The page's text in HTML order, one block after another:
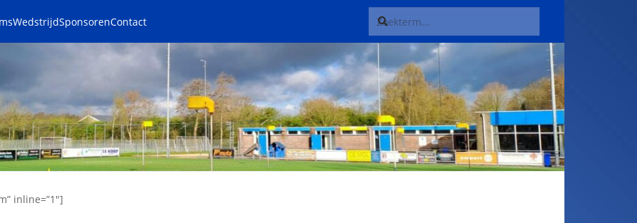
WedstrijdSponsorenContact
inline=”1″]